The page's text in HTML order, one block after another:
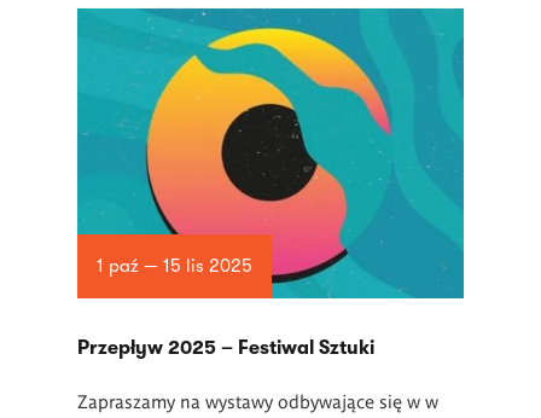
1 paź — 15 lis 2025
Przepływ 2025 – Festiwal Sztuki
Zapraszamy na wystawy odbywające się w w